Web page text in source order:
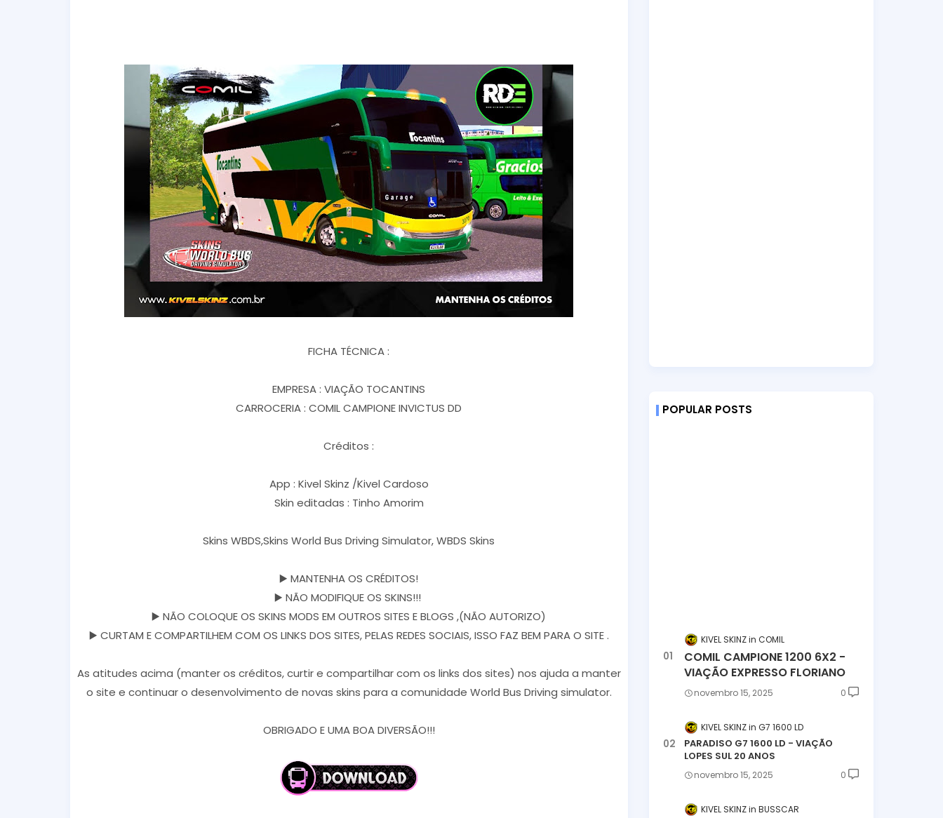
FICHA TÉCNICA :
EMPRESA : VIAÇÃO TOCANTINS
CARROCERIA : COMIL CAMPIONE INVICTUS DD
Créditos :
App : Kivel Skinz /Kivel Cardoso
Skin editadas : Tinho Amorim
Skins WBDS,Skins World Bus Driving Simulator, WBDS Skins
▶️ MANTENHA OS CRÉDITOS!
▶️ NÃO MODIFIQUE OS SKINS!!!
▶️ NÃO COLOQUE OS SKINS MODS EM OUTROS SITES E BLOGS ,(NÃO AUTORIZO)
▶️ CURTAM E COMPARTILHEM COM OS LINKS DOS SITES, PELAS REDES SOCIAIS, ISSO FAZ BEM PARA O SITE .
As atitudes acima (manter os créditos, curtir e compartilhar com os links dos sites) nos ajuda a manter
o site e continuar o desenvolvimento de novas skins para a comunidade World Bus Driving simulator.
OBRIGADO E UMA BOA DIVERSÃO!!!
POPULAR POSTS
KIVEL SKINZ COMIL
COMIL CAMPIONE 1200 6X2 -
VIAÇÃO EXPRESSO FLORIANO
novembro 15, 2025 0
KIVEL SKINZ G7 1600 LD
PARADISO G7 1600 LD - VIAÇÃO
LOPES SUL 20 ANOS
novembro 15, 2025 0
KIVEL SKINZ BUSSCAR